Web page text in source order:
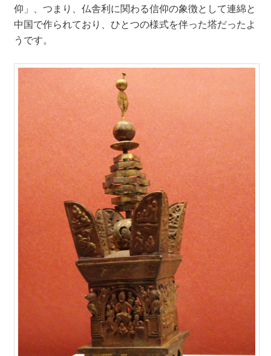
仰」、つまり、仏舎利に関わる信仰の象徴として連綿と
中国で作られており、ひとつの様式を伴った塔だったよ
うです。